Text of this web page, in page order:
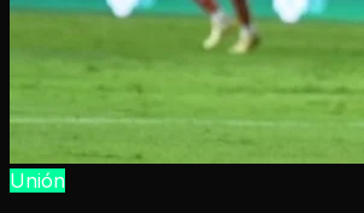
Unión